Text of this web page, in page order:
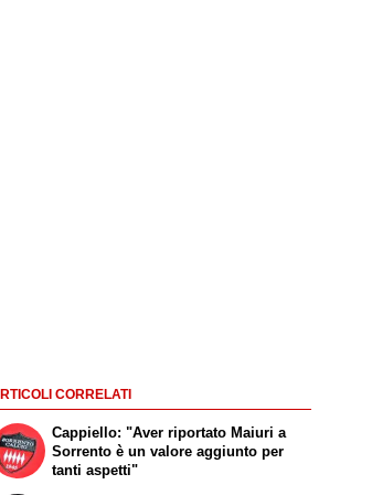
CORRELATI
Cappiello: "Aver riportato Maiuri a
Sorrento è un valore aggiunto per
tanti aspetti"